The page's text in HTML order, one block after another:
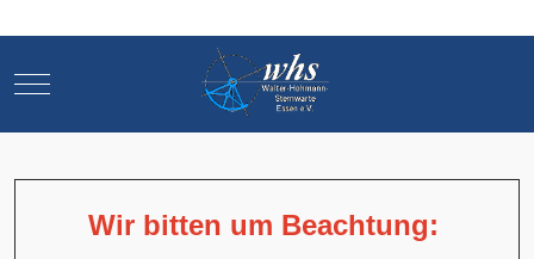
Mobile Menu Toggle
Wir bitten um Beachtung: